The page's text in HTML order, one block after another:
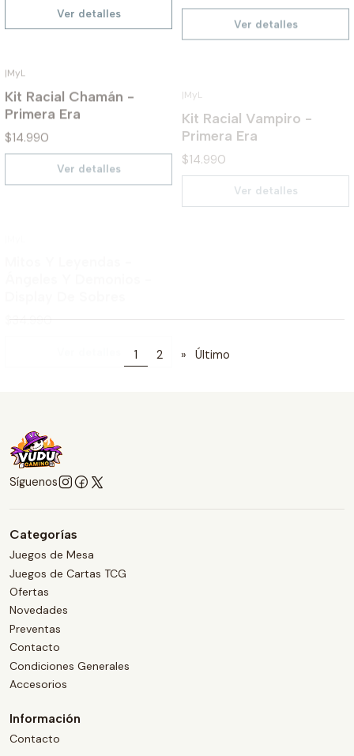
|MyL
Primera Era
$14.990
AGOTADO
$14.990
Ver detalles
AGOTADO
Mitos Y Leyendas -
Kit de Presentación -
Ángeles y Demonios
1 2 » Último
Síguenos
Categorías
Juegos de Mesa
Juegos de Cartas TCG
Ofertas
Novedades
Preventas
Contacto
Condiciones Generales
Accesorios
Información
Contacto